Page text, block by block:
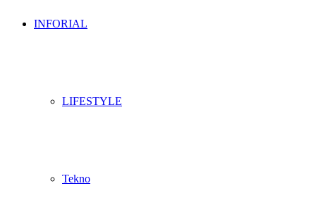
INFORIAL
LIFESTYLE
Tekno